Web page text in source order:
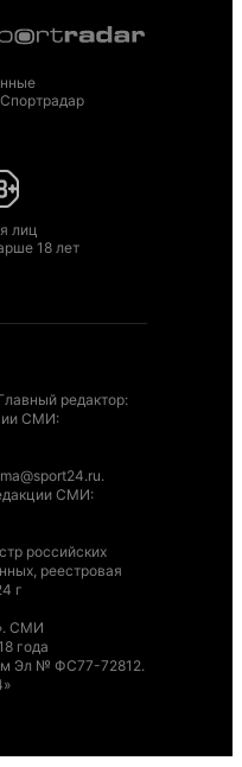
лиц
18 лет
редактор:
СМИ:
.
СМИ:
российских
реестровая
г
СМИ
года
Эл № ФС77-72812.